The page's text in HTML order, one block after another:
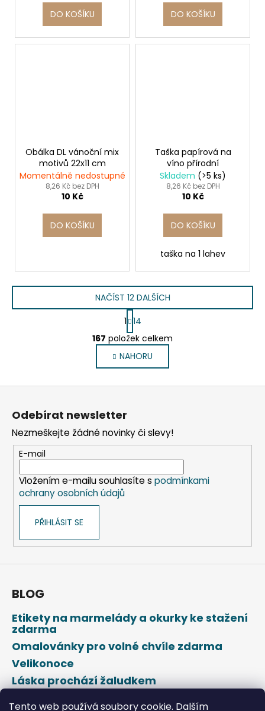
Tento web používá soubory cookie. Dalším
DO KOŠÍKU DO KOŠÍKU
Obálka DL vánoční mix
motivů 22x11 cm
Momentálně nedostupné
8,26 Kč bez DPH
10 Kč
DO KOŠÍKU
Taška papírová na
víno přírodní
Skladem (>5 ks)
8,26 Kč bez DPH
10 Kč
DO KOŠÍKU
taška na 1 lahev
O
v
l
á
d
p
r
v
k
y
u
NAČÍST 12 DALŠÍCH
S
t
r
á
n
k
o
í
1 14
167 položek celkem
NAHORU
Odebírat newsletter
Nezmeškejte žádné novinky či slevy!
E-mail
Vložením e-mailu souhlasíte s podmínkami
ochrany osobních údajů
PŘIHLÁSIT SE
BLOG
Etikety na marmelády a okurky ke stažení
zdarma
Omalovánky pro volné chvíle zdarma
Velikonoce
Láska prochází žaludkem